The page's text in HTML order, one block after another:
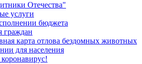
Отечества"
услуги
бюджета
граждан
карта отлова бездомных животных
для населения